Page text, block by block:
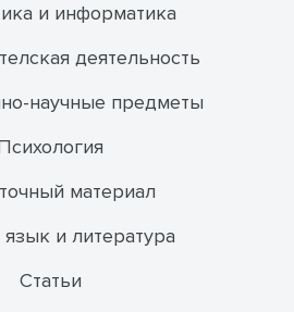
и информатика
деятельность
научные предметы
материал
язык и литература
Статьи